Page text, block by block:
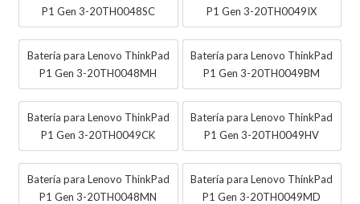
P1 Gen 3-20TH0048SC
P1 Gen 3-20TH0049IX
Batería para Lenovo ThinkPad
P1 Gen 3-20TH0048MH
Batería para Lenovo ThinkPad
P1 Gen 3-20TH0049BM
Batería para Lenovo ThinkPad
P1 Gen 3-20TH0049CK
Batería para Lenovo ThinkPad
P1 Gen 3-20TH0049HV
Batería para Lenovo ThinkPad
P1 Gen 3-20TH0048MN
Batería para Lenovo ThinkPad
P1 Gen 3-20TH0049MD